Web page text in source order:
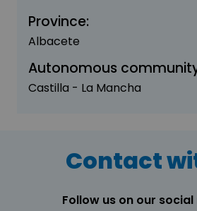
Province:
Albacete
Autonomous
Castilla - La Mancha
Contact
Follow us on our